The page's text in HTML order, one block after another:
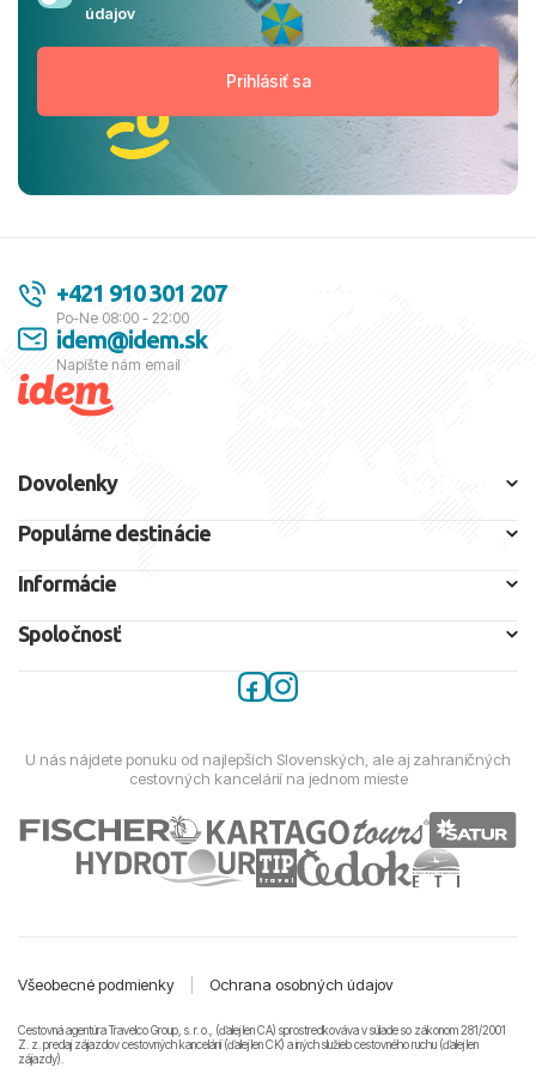
údajov
+421 910 301 207
Po-Ne 08:00 - 22:00
idem@idem.sk
Napíšte nám email
Dovolenky
Populárne destinácie
Informácie
Spoločnosť
U nás nájdete ponuku od najlepších Slovenských, ale aj zahraničných
cestovných kancelárií na jednom mieste
Všeobecné podmienky Ochrana osobných údajov
Cestovná agentúra Travelco Group, s. r. o., (ďalej len CA) sprostredkováva v súlade so zákonom 281/2001
Z. z. predaj zájazdov cestovných kancelárii (ďalej len CK) a iných služieb cestovného ruchu (ďalej len
zájazdy).